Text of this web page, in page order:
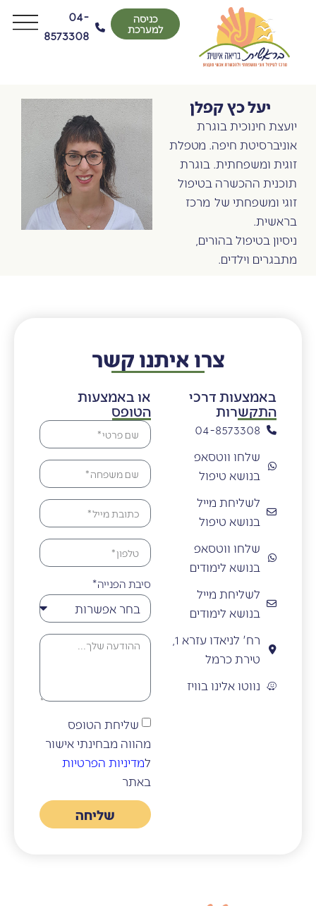
כניסה
למערכת
04-
8573308
יעל כץ קפלן
יועצת חינוכית בוגרת
אוניברסיטת חיפה. מטפלת
זוגית ומשפחתית. בוגרת
תוכנית ההכשרה בטיפול
זוגי ומשפחתי של מרכז
בראשית.
ניסיון בטיפול בהורים,
מתבגרים וילדים.
צרו איתנו קשר
באמצעות דרכי
התקשרות
04-8573308
שלחו ווטסאפ
בנושא טיפול
לשליחת מייל
בנושא טיפול
שלחו ווטסאפ
בנושא לימודים
לשליחת מייל
בנושא לימודים
רח' לניאדו עזרא 1,
טירת כרמל
נווטו אלינו בוויז
או באמצעות
הטופס
סיבת הפנייה*
שליחת הטופס
מהווה מבחינתי אישור
מדיניות הפרטיות
באתר
שליחה